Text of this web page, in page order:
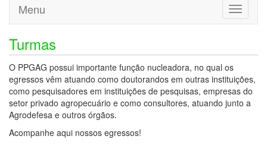
Toggle
Menu
Turmas
O PPGAG possui importante função nucleadora, no qual os
egressos vêm atuando como doutorandos em outras instituições,
como pesquisadores em instituições de pesquisas, empresas do
setor privado agropecuário e como consultores, atuando junto a
Agrodefesa e outros órgãos.
Acompanhe aqui nossos egressos!